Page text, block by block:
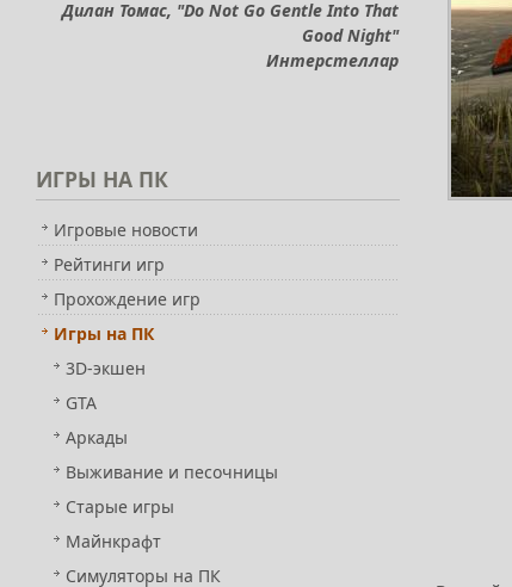
Дилан Томас, "Do Not Go Gentle Into That
Good Night"
Интерстеллар
ИГРЫ НА ПК
Игровые новости
Рейтинги игр
Прохождение игр
Игры на ПК
3D-экшен
GTA
Аркады
Выживание и песочницы
Старые игры
Майнкрафт
Симуляторы на ПК